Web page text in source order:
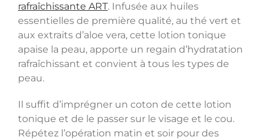
rafraîchissante ART. Infusée aux huiles
essentielles de première qualité, au thé vert et
aux extraits d’aloe vera, cette lotion tonique
apaise la peau, apporte un regain d’hydratation
rafraîchissant et convient à tous les types de
peau.
Il suffit d’imprégner un coton de cette lotion
tonique et de le passer sur le visage et le cou.
Répétez l’opération matin et soir pour des